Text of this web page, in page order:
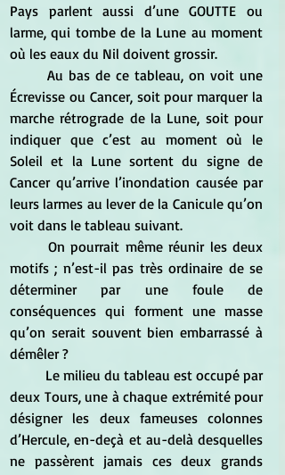
Pays parlent aussi d’une GOUTTE ou
larme, qui tombe de la Lune au moment
où les eaux du Nil doivent grossir.
Écrevisse ou Cancer, soit pour marquer la
marche rétrograde de la Lune, soit pour
indiquer que c’est au moment où le
Soleil et la Lune sortent du signe de
Cancer qu’arrive l’inondation causée par
leurs larmes au lever de la Canicule qu’on
voit dans le tableau suivant.
motifs ; n’est-il pas très ordinaire de se
déterminer par une foule de
conséquences qui forment une masse
qu’on serait souvent bien embarrassé à
démêler ?
deux Tours, une à chaque extrémité pour
désigner les deux fameuses colonnes
d’Hercule, en-deçà et au-delà desquelles
ne passèrent jamais ces deux grands